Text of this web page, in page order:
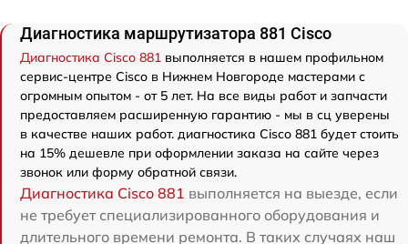
Диагностика маршрутизатора 881 Cisco
Диагностика Cisco 881 выполняется в нашем профильном
сервис-центре Cisco в Нижнем Новгороде мастерами с
огромным опытом - от 5 лет. На все виды работ и запчасти
предоставляем расширенную гарантию - мы в сц уверены
в качестве наших работ. диагностика Cisco 881 будет стоить
на 15% дешевле при оформлении заказа на сайте через
звонок или форму обратной связи.
Диагностика Cisco 881 выполняется на выезде, если
не требует специализированного оборудования и
длительного времени ремонта. В таких случаях наш